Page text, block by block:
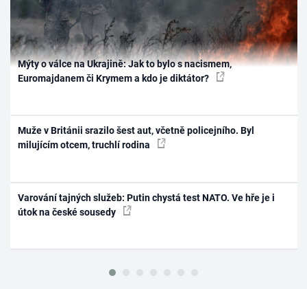
Mýty o válce na Ukrajině: Jak to bylo s nacismem,
Euromajdanem či Krymem a kdo je diktátor?
Muže v Británii srazilo šest aut, včetně policejního. Byl
milujícím otcem, truchlí rodina
Varování tajných služeb: Putin chystá test NATO. Ve hře je i
útok na české sousedy